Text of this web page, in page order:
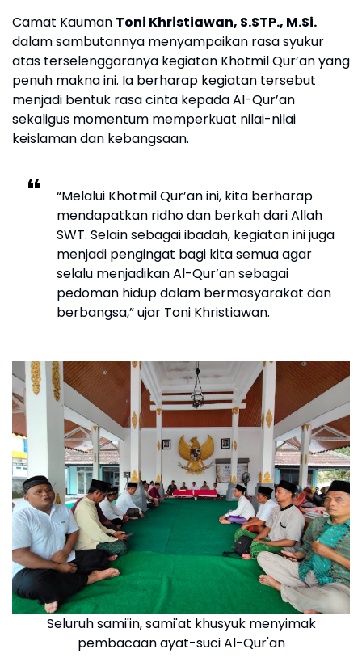
Camat Kauman Toni Khristiawan, S.STP., M.Si.
dalam sambutannya menyampaikan rasa syukur
atas terselenggaranya kegiatan Khotmil Qur’an yang
penuh makna ini. Ia berharap kegiatan tersebut
menjadi bentuk rasa cinta kepada Al-Qur’an
sekaligus momentum memperkuat nilai-nilai
keislaman dan kebangsaan.
“Melalui Khotmil Qur’an ini, kita berharap
mendapatkan ridho dan berkah dari Allah
SWT. Selain sebagai ibadah, kegiatan ini juga
menjadi pengingat bagi kita semua agar
selalu menjadikan Al-Qur’an sebagai
pedoman hidup dalam bermasyarakat dan
berbangsa,” ujar Toni Khristiawan.
Seluruh sami'in, sami'at khusyuk menyimak
pembacaan ayat-suci Al-Qur'an